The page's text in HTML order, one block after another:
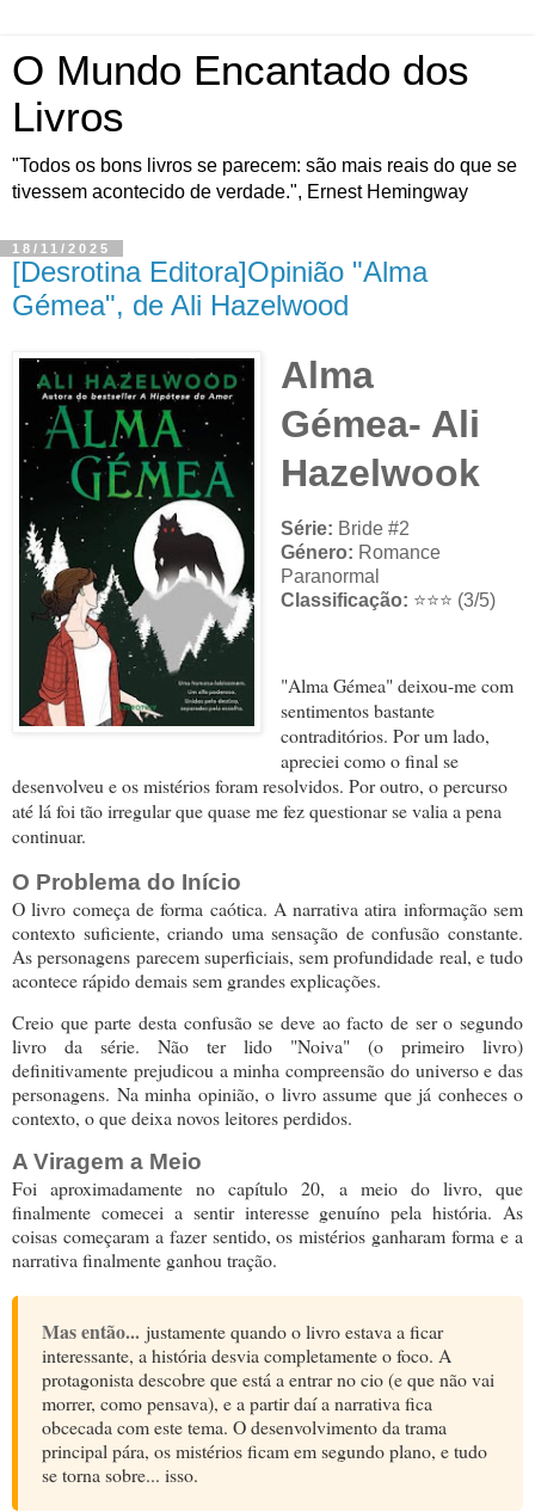
O Mundo Encantado dos
Livros
"Todos os bons livros se parecem: são mais reais do que se
tivessem acontecido de verdade.", Ernest Hemingway
18/11/2025
[Desrotina Editora]Opinião "Alma
Gémea", de Ali Hazelwood
Alma
Gémea- Ali
Hazelwook
Série: Bride #2
Género: Romance
Paranormal
Classificação: ⭐⭐⭐ (3/5)
"Alma Gémea" deixou-me com
sentimentos bastante
contraditórios. Por um lado,
apreciei como o final se
desenvolveu e os mistérios foram resolvidos. Por outro, o percurso
até lá foi tão irregular que quase me fez questionar se valia a pena
continuar.
O Problema do Início
O livro começa de forma caótica. A narrativa atira informação sem
contexto suficiente, criando uma sensação de confusão constante.
As personagens parecem superficiais, sem profundidade real, e tudo
acontece rápido demais sem grandes explicações.
Creio que parte desta confusão se deve ao facto de ser o segundo
livro da série. Não ter lido "Noiva" (o primeiro livro)
definitivamente prejudicou a minha compreensão do universo e das
personagens. Na minha opinião, o livro assume que já conheces o
contexto, o que deixa novos leitores perdidos.
A Viragem a Meio
Foi aproximadamente no capítulo 20, a meio do livro, que
finalmente comecei a sentir interesse genuíno pela história. As
coisas começaram a fazer sentido, os mistérios ganharam forma e a
narrativa finalmente ganhou tração.
Mas então... justamente quando o livro estava a ficar
interessante, a história desvia completamente o foco. A
protagonista descobre que está a entrar no cio (e que não vai
morrer, como pensava), e a partir daí a narrativa fica
obcecada com este tema. O desenvolvimento da trama
principal pára, os mistérios ficam em segundo plano, e tudo
se torna sobre... isso.